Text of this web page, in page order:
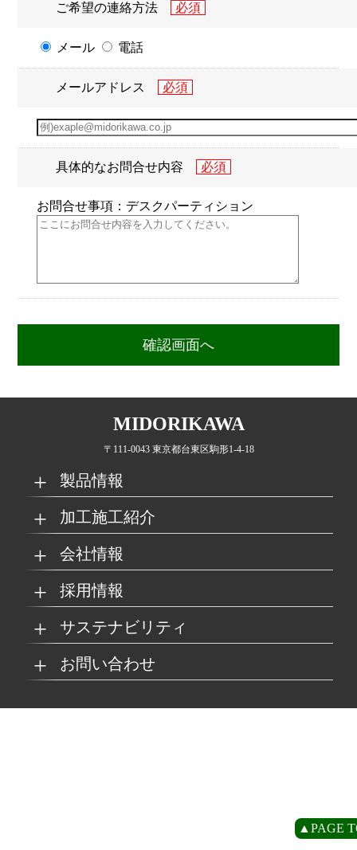
▲PAGE
ご希望の連絡方法
メール 電話
メールアドレス
具体的なお問合せ内容
お問合せ事項：デスクパーティション
MIDORIKAWA
〒111-0043 東京都台東区駒形1-4-18
製品情報
MKブランド製品 新商品紹介
取扱製品情報
SDSダウンロード
加工施工紹介
グループの総合力 乗り物
工場
環境 商業施設
会社情報
会社概要 経営理念
沿革
採用情報
マイナビ採用ページ
サステナビリティ
リサイクルへの取り組
SDGsへの取り組み
お問い合わせ